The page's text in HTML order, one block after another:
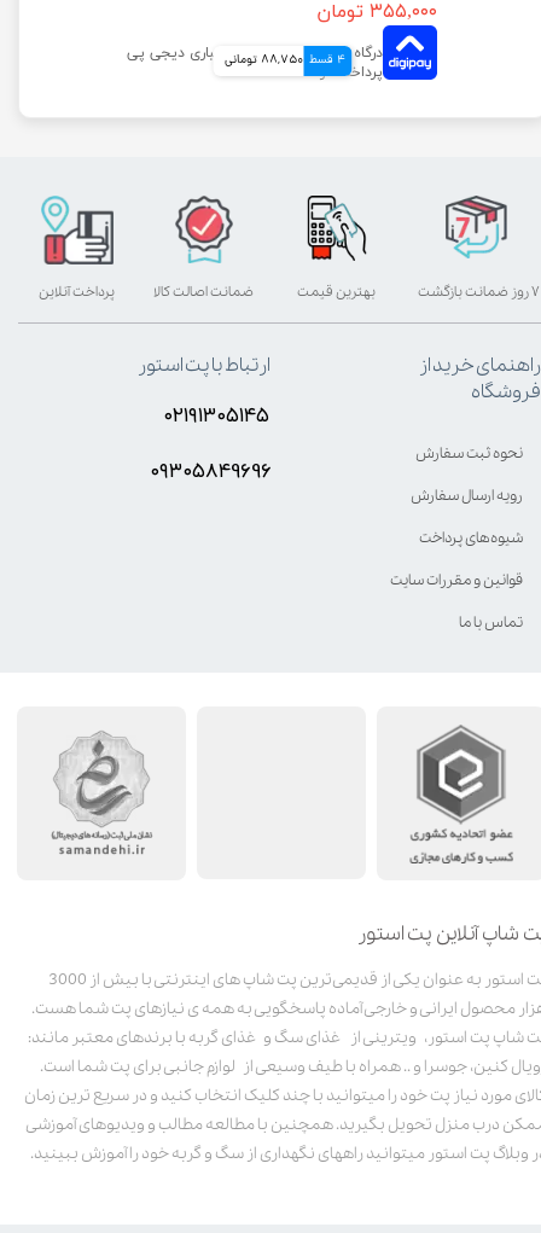
۳۵۵,۰۰۰ تومان
4 قسط 88,750 تومانی
شاپ آنلاین پت استور
پت استور به عنوان یکی از قدیمی‌ترین پت شاپ های اینترنتی با بیش از 3000
محصول ایرانی و خارجی آماده پاسخگویی به همه ی نیازهای پت شما هست.
شاپ پت استور، ویترینی از غذای سگ و غذای گربه با برندهای معتبر مانند:
کنین، جوسرا و .. همراه با طیف وسیعی از لوازم جانبی برای پت شما است.
مورد نیاز پت خود را میتوانید با چند کلیک انتخاب کنید و در سریع ترین زمان
درب منزل تحویل بگیرید. همچنین با مطالعه مطالب و ویدیوهای آموزشی
وبلاگ پت استور میتوانید راههای نگهداری از سگ و گربه خود را آموزش ببینید.
بهترین قیمت پرداخت آنلاین ۷ روز ضمانت بازگشت ضمانت اصالت کالا
راهنمای خرید از
فروشگاه
نحوه ثبت سفارش
رویه ارسال سفارش
شیوه‌های پرداخت
قوانین و مقررات سایت
تماس با ما
ارتباط با پت استور
۰۲۱۹۱۳۰۵۱۴۵
۰۹۳۰۵8۴9696